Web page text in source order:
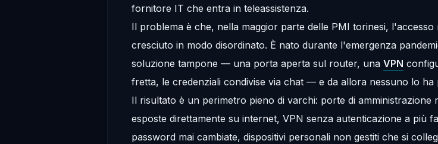
fornitore IT che entra in teleassistenza.
Il problema è che, nella maggior parte delle PMI torinesi, l'accesso
cresciuto in modo disordinato. È nato durante l'emergenza
soluzione tampone — una porta aperta sul router, una VPN
fretta, le credenziali condivise via chat — e da allora nessuno lo ha
Il risultato è un perimetro pieno di varchi: porte di amministrazione
esposte direttamente su internet, VPN senza autenticazione a più
password mai cambiate, dispositivi personali non gestiti che si